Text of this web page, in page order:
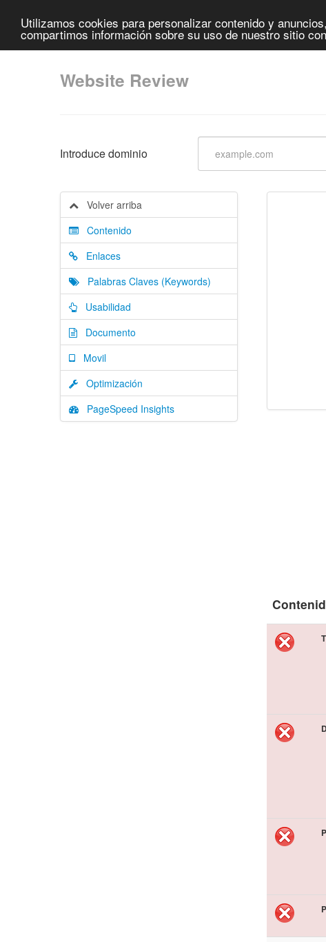
Utilizamos cookies para personalizar contenido y
compartimos información sobre su uso de nuestro sitio
Website Review
Introduce dominio
Volver arriba
Contenido
Enlaces
Palabras Claves (Keywords)
Usabilidad
Documento
Movil
Optimización
PageSpeed Insights